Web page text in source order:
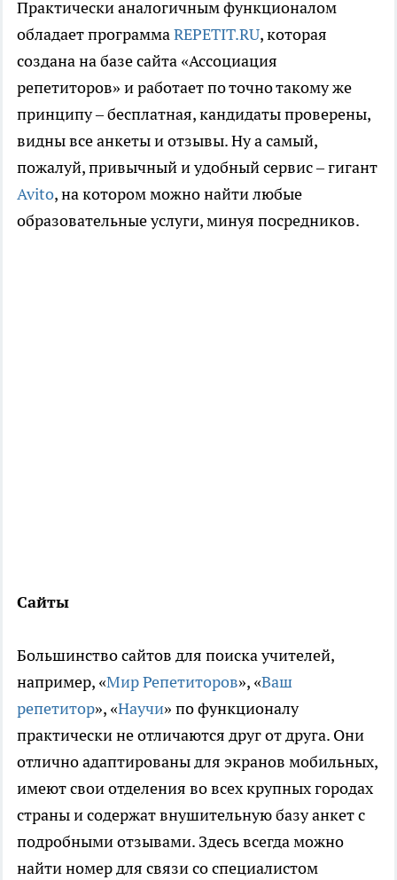
Практически аналогичным функционалом
обладает программаREPETIT.RU, которая
создана на базе сайта «Ассоциация
репетиторов» и работает по точно такому же
принципу – бесплатная, кандидаты проверены,
видны все анкеты и отзывы. Ну а самый,
пожалуй, привычный и удобный сервис – гигант
Avito, на котором можно найти любые
образовательные услуги, минуя посредников.
Сайты
Большинство сайтов для поиска учителей,
например, «Мир Репетиторов», «Ваш
репетитор», «Научи» по функционалу
практически не отличаются друг от друга. Они
отлично адаптированы для экранов мобильных,
имеют свои отделения во всех крупных городах
страны и содержат внушительную базу анкет с
подробными отзывами. Здесь всегда можно
найти номер для связи со специалистом